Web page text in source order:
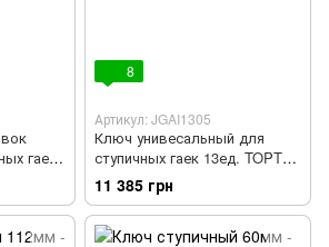
гаек
8
Артикул: JGAI1305
Ключ унивесальный для
ступичных гаек 13ед. TOPTUL
JGAI1305
11 385 грн